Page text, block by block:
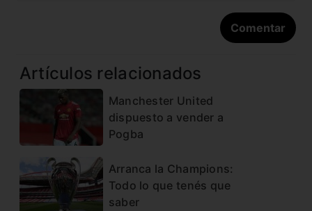
Artículos relacionados
Manchester United
dispuesto a vender a
Pogba
Arranca la Champions:
Todo lo que tenés que
saber